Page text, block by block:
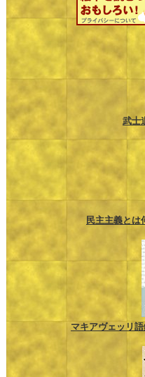
武士
民主主義とは
マキアヴェッリ語